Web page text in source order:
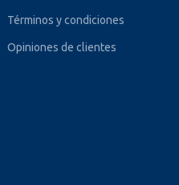
Términos y condiciones
Opiniones de clientes